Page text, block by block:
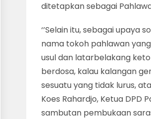
ditetapkan sebagai
‘’Selain itu, sebagai upaya
nama tokoh pahlawan
usul dan latarbelakang
berdosa, kalau kalangan
sesuatu yang tidak lurus,
Koes Rahardjo, Ketua DPD
sambutan pembukaan